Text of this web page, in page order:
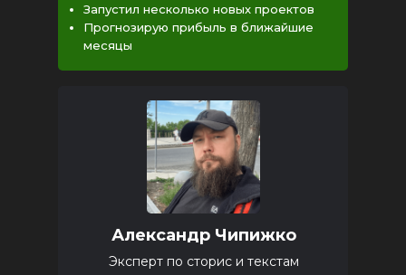
Запустил несколько новых проектов
Прогнозирую прибыль в ближайшие
месяцы
Эксперт по сторис и текстам
Александр Чипижко